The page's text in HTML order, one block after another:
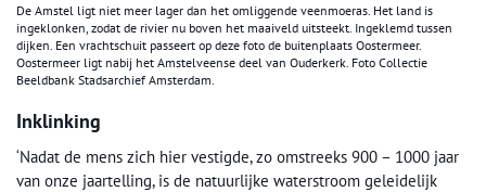
De Amstel ligt niet meer lager dan het omliggende veenmoeras. Het land is
ingeklonken, zodat de rivier nu boven het maaiveld uitsteekt. Ingeklemd tussen
dijken. Een vrachtschuit passeert op deze foto de buitenplaats Oostermeer.
Oostermeer ligt nabij het Amstelveense deel van Ouderkerk. Foto Collectie
Beeldbank Stadsarchief Amsterdam.
Inklinking
‘Nadat de mens zich hier vestigde, zo omstreeks 900 – 1000 jaar
van onze jaartelling, is de natuurlijke waterstroom geleidelijk